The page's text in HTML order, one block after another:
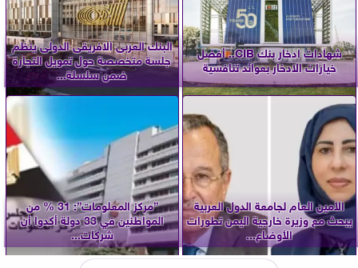
شهادات ادخار بنك CIB.. أفضل
خيارات الادخار بعوائد تنافسية
البنك العربى الافريقى الدولى ينظم
جلسة متخصصة حول تمويل التجارة
ضمن سلسلة...
الأمين العام لجامعة الدول العربية
يبحث مع وزيرة خارجية اليمن تطورات
الأوضاع...
”مركز المعلومات”: 31 % من
المواطنين في 33 دولة أكدوا أن
شركات...